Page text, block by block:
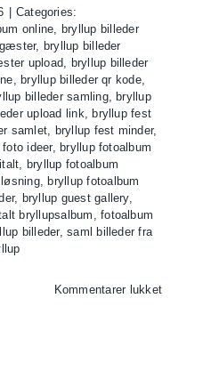
Categories:
online, bryllup billeder
, bryllup billeder
upload, bryllup billeder
, bryllup billeder qr kode,
billeder samling, bryllup
upload link, bryllup fest
samlet, bryllup fest minder,
foto ideer, bryllup fotoalbum
, bryllup fotoalbum
, bryllup fotoalbum
, bryllup guest gallery,
bryllupsalbum ,fotoalbum
billeder,saml billeder fra
Kommentarer lukkettil